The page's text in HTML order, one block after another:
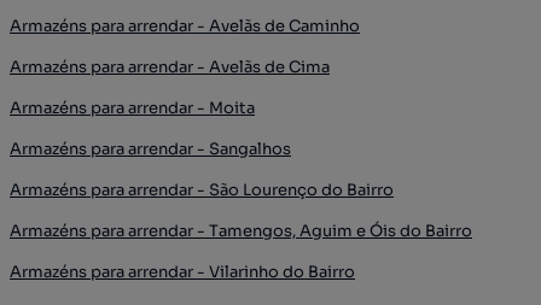
Armazéns para arrendar - Avelãs de Caminho
Armazéns para arrendar - Avelãs de Cima
Armazéns para arrendar - Moita
Armazéns para arrendar - Sangalhos
Armazéns para arrendar - São Lourenço do Bairro
Armazéns para arrendar - Tamengos, Aguim e Óis do Bairro
Armazéns para arrendar - Vilarinho do Bairro